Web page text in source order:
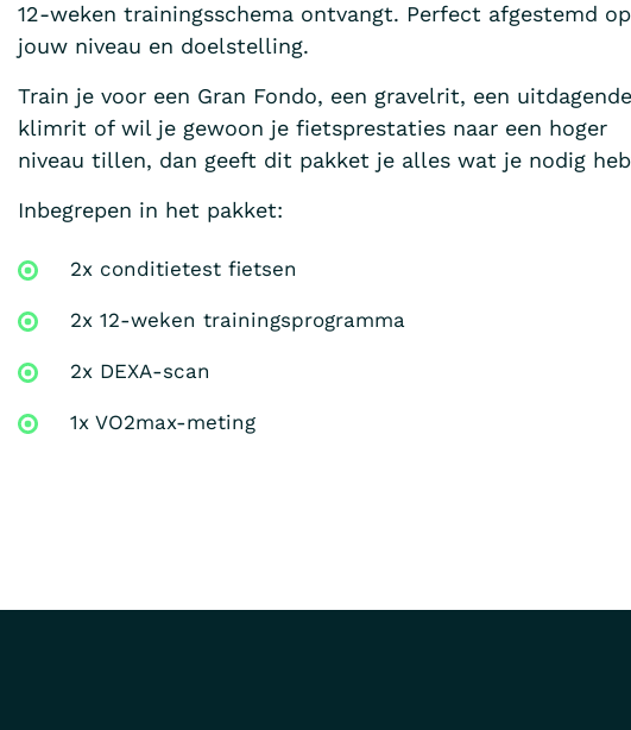
12-weken trainingsschema ontvangt. Perfect afgestemd op
jouw niveau en doelstelling.
Train je voor een Gran Fondo, een gravelrit, een uitdagende
klimrit of wil je gewoon je fietsprestaties naar een hoger
niveau tillen, dan geeft dit pakket je alles wat je nodig
Inbegrepen in het pakket:
2x conditietest fietsen
2x 12-weken trainingsprogramma
2x DEXA-scan
1x VO2max-meting